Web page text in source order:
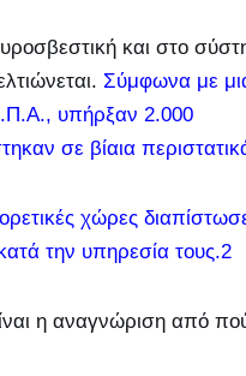
και στο
Σύμφωνα με
υπήρξαν 2.000
σε βίαια
χώρες
την υπηρεσία τους.2
η αναγνώριση από